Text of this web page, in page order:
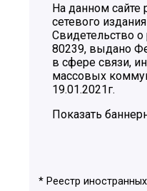
На данном сайте
сетевого
Свидетельство
80239, выдано
в сфере связи,
массовых
19.01.2021г.
Показать
* Реестр